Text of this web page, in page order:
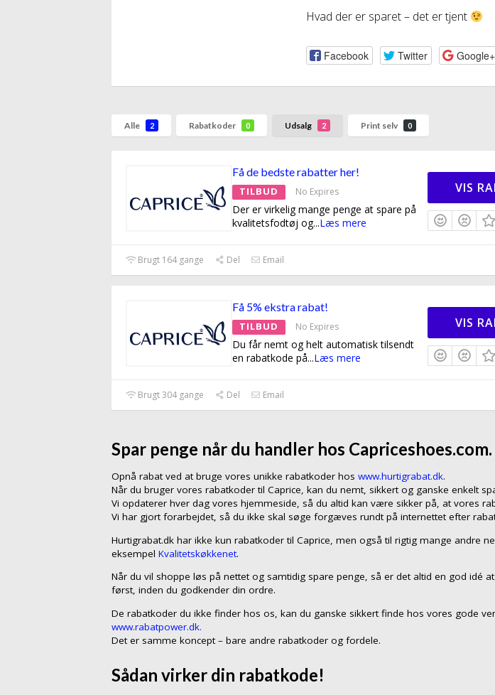
Hvad der er sparet – det er tjent
Facebook Twitter Google+
Alle 2 Rabatkoder 0 Udsalg 2 Print selv 0
Få de bedste rabatter her!
TILBUD No Expires
Der er virkelig mange penge at spare på
kvalitetsfodtøj og...Læs mere
VIS
Brugt 164 gange Del Email
Få 5% ekstra rabat!
TILBUD No Expires
Du får nemt og helt automatisk tilsendt
en rabatkode på...Læs mere
VIS
Brugt 304 gange Del Email
Spar penge når du handler hos Capriceshoes.com.
Opnå rabat ved at bruge vores unikke rabatkoder hos www.hurtigrabat.dk.
Når du bruger vores rabatkoder til Caprice, kan du nemt, sikkert og ganske enkelt
Vi opdaterer hver dag vores hjemmeside, så du altid kan være sikker på, at vores
Vi har gjort forarbejdet, så du ikke skal søge forgæves rundt på internettet efter
Hurtigrabat.dk har ikke kun rabatkoder til Caprice, men også til rigtig mange andre
eksempel Kvalitetskøkkenet.
Når du vil shoppe løs på nettet og samtidig spare penge, så er det altid en god idé
først, inden du godkender din ordre.
De rabatkoder du ikke finder hos os, kan du ganske sikkert finde hos vores gode
www.rabatpower.dk.
Det er samme koncept – bare andre rabatkoder og fordele.
Sådan virker din rabatkode!